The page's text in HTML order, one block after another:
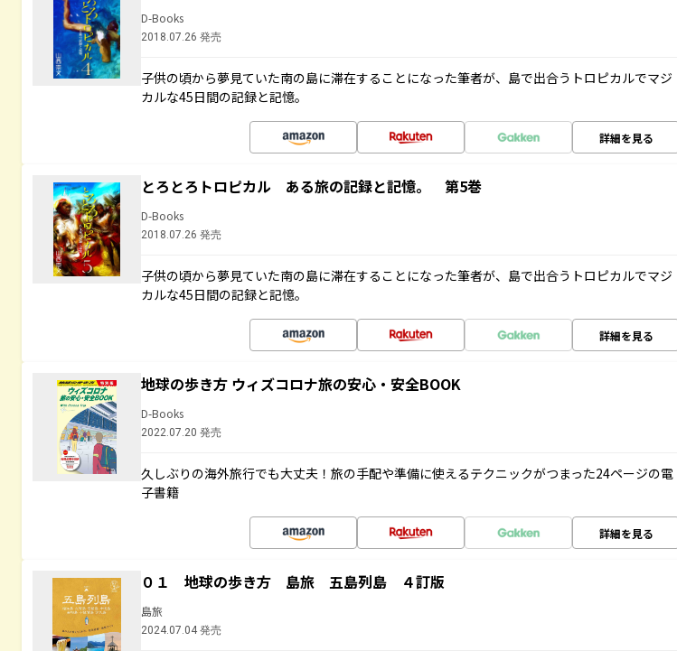
D-Books
2018.07.26 発売
子供の頃から夢見ていた南の島に滞在することになった筆者が、島で出合うトロピカルでマジ
カルな45日間の記録と記憶。
詳細を見る
とろとろトロピカル ある旅の記録と記憶。 第5巻
D-Books
2018.07.26 発売
子供の頃から夢見ていた南の島に滞在することになった筆者が、島で出合うトロピカルでマジ
カルな45日間の記録と記憶。
詳細を見る
地球の歩き方 ウィズコロナ旅の安心・安全BOOK
D-Books
2022.07.20 発売
久しぶりの海外旅行でも大丈夫！旅の手配や準備に使えるテクニックがつまった24ページの電
子書籍
詳細を見る
０１ 地球の歩き方 島旅 五島列島 ４訂版
島旅
2024.07.04 発売